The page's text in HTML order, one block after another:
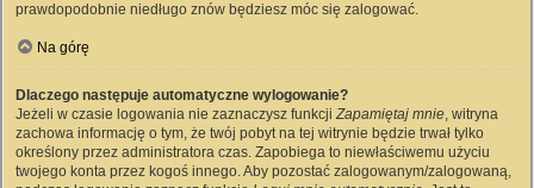
prawdopodobnie niedługo znów będziesz móc się zalogować.
Na górę
Dlaczego następuje automatyczne wylogowanie?
Jeżeli w czasie logowania nie zaznaczysz funkcjiZapamiętaj mnie, witryna
zachowa informację o tym, że twój pobyt na tej witrynie będzie trwał tylko
określony przez administratora czas. Zapobiega to niewłaściwemu użyciu
twojego konta przez kogoś innego. Aby pozostać zalogowanym/zalogowaną,